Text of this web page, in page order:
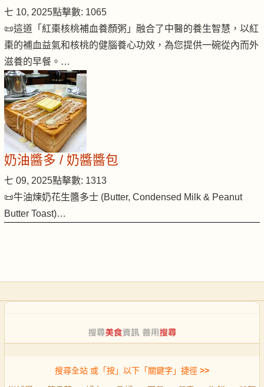
七 10, 2025點擊數: 1065
📜這道「紅棗核桃補血養顏粥」融合了中醫的養生智慧，以紅
棗的補血益氣和核桃的健腦養心功效，為您提供一碗從內而外
滋養的早餐。…
奶油醬多 / 奶醬醬包
七 09, 2025點擊數: 1313
📜牛油煉奶花生醬多士 (Butter, Condensed Milk & Peanut
Butter Toast)…
搜尋全站 或「按」以下「關鍵字」捷徑 >>